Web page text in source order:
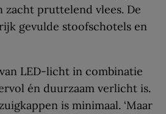
pruttelend vlees. De
gevulde stoofschotels en
LED-licht in combinatie
én duurzaam verlicht is.
is minimaal. ‘Maar